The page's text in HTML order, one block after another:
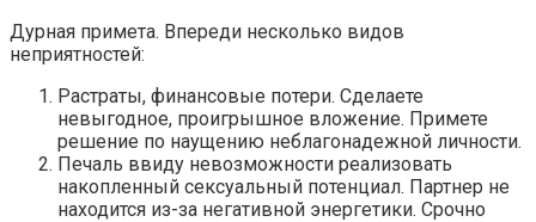
Дурная примета. Впереди несколько видов
неприятностей:
Растраты, финансовые потери. Сделаете
невыгодное, проигрышное вложение. Примете
решение по наущению неблагонадежной личности.
Печаль ввиду невозможности реализовать
накопленный сексуальный потенциал. Партнер не
находится из-за негативной энергетики. Срочно